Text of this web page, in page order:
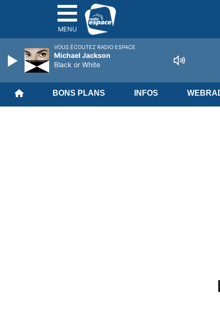
MENU
BONS PLANS INFOS
VOUS ÉCOUTEZ RADIO ESPACE
Michael Jackson
Black or White